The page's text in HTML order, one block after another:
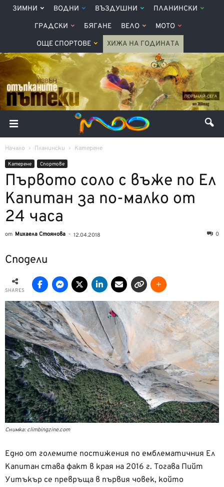
ЗИМНИ ВОДНИ ВЪЗДУШНИ ПЛАНИНСКИ
ГРАДСКИ БЯГАНЕ ВЕЛО МОТО
ОЩЕ СПОРТОВЕ ХИЖА НА ГОДИНАТА
Начало Планински Катерене
Катерене Спортове
Първото соло с въже по Ел
Капитан за по-малко от
24 часа
от Михаела Стоянова - 12.04.2018 0
Сподели
SHARES
Снимка: climbingzine.com
Едно от големите постижения по емблематичния Ел
Капитан става факт в края на 2016 г. Тогава Пийт
Уитъкър се превръща в първия човек, който